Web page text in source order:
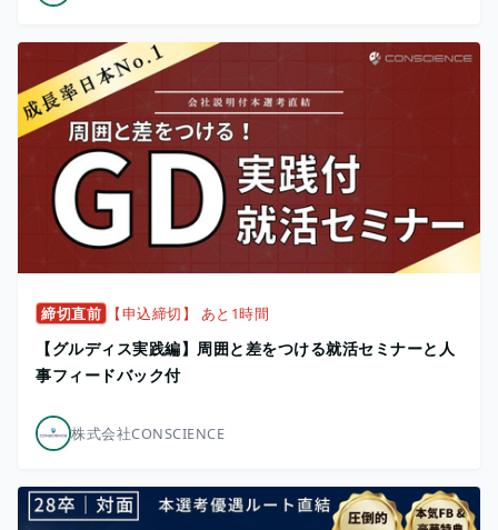
締切直前 【申込締切】 あと1時間
【グルディス実践編】周囲と差をつける就活セミナーと人
事フィードバック付
株式会社CONSCIENCE